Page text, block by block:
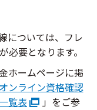
については、フレ
必要となります。
ホームページに掲
ンライン資格確認
覧表
」をご参